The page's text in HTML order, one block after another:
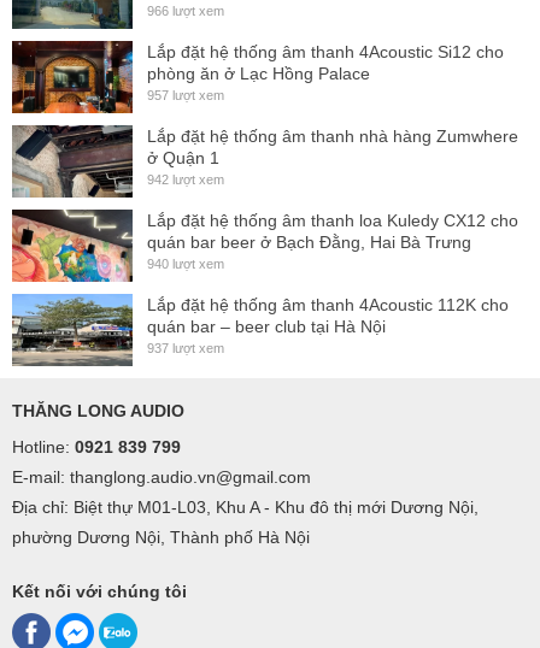
966 lượt xem
Lắp đặt hệ thống âm thanh 4Acoustic Si12 cho
phòng ăn ở Lạc Hồng Palace
957 lượt xem
Lắp đặt hệ thống âm thanh nhà hàng Zumwhere
ở Quận 1
942 lượt xem
Lắp đặt hệ thống âm thanh loa Kuledy CX12 cho
quán bar beer ở Bạch Đằng, Hai Bà Trưng
940 lượt xem
Lắp đặt hệ thống âm thanh 4Acoustic 112K cho
quán bar – beer club tại Hà Nội
937 lượt xem
THĂNG LONG AUDIO
Hotline: 0921 839 799
E-mail: thanglong.audio.vn@gmail.com
Địa chỉ: Biệt thự M01-L03, Khu A - Khu đô thị mới Dương Nội,
phường Dương Nội, Thành phố Hà Nội
Kết nối với chúng tôi